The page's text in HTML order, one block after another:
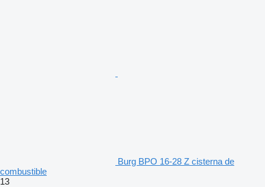
Burg BPO 16-28 Z cisterna de
combustible
13